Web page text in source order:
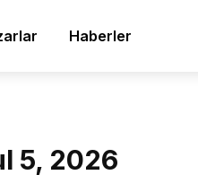
Haberler
5, 2026